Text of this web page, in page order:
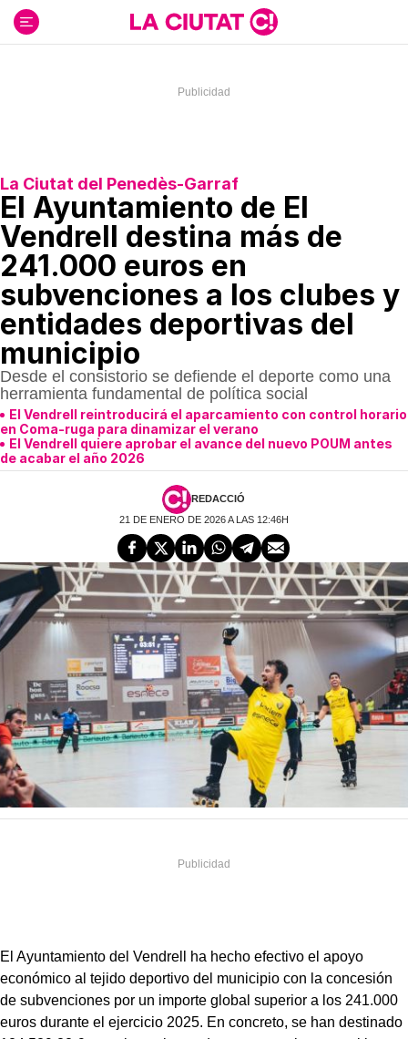
contenido
La Ciutat del Penedès-Garraf
El Ayuntamiento de El
Vendrell destina más de
241.000 euros en
subvenciones a los clubes y
entidades deportivas del
municipio
Desde el consistorio se defiende el deporte como una
herramienta fundamental de política social
El Vendrell reintroducirá el aparcamiento con control horario
en Coma-ruga para dinamizar el verano
El Vendrell quiere aprobar el avance del nuevo POUM antes
de acabar el año 2026
REDACCIÓ
21 DE ENERO DE 2026 A LAS 12:46H
El Ayuntamiento del Vendrell ha hecho efectivo el apoyo
económico al tejido deportivo del municipio con la concesión
de subvenciones por un importe global superior a los 241.000
euros durante el ejercicio 2025. En concreto, se han destinado